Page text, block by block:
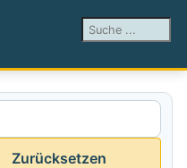
Suchen ...
Zurücksetzen